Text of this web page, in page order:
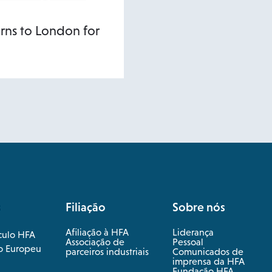
to London for
HFA
Europeu
Filiação
Afiliação à HFA
Associação de
parceiros industriais
Sobre nós
Liderança
Pessoal
Comunicados de
imprensa da HFA